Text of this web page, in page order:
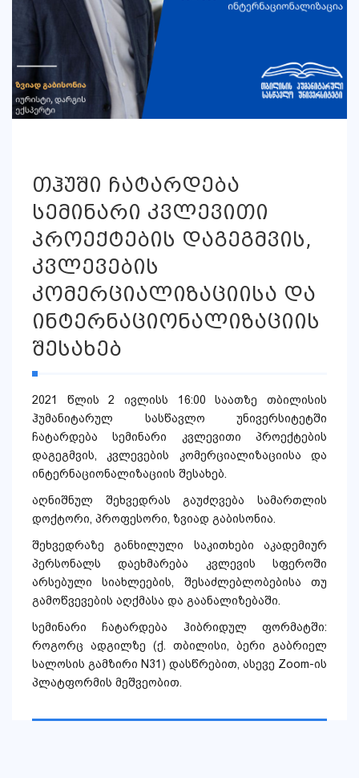
თჰუში ჩატარდება
სემინარი კვლევითი
პროექტების დაგეგმვის,
კვლევების
კომერციალიზაციისა და
ინტერნაციონალიზაციის
შესახებ
2021 წლის 2 ივლისს 16:00 საათზე თბილისის
ჰუმანიტარულ სასწავლო უნივერსიტეტში
ჩატარდება სემინარი კვლევითი პროექტების
დაგეგმვის, კვლევების კომერციალიზაციისა და
ინტერნაციონალიზაციის შესახებ.
აღნიშნულ შეხვედრას გაუძღვება სამართლის
დოქტორი, პროფესორი, ზვიად გაბისონია.
შეხვედრაზე განხილული საკითხები აკადემიურ
პერსონალს დაეხმარება კვლევის სფეროში
არსებული სიახლეების, შესაძლებლობებისა თუ
გამოწვევების აღქმასა და გაანალიზებაში.
სემინარი ჩატარდება ჰიბრიდულ ფორმატში:
როგორც ადგილზე (ქ. თბილისი, ბერი გაბრიელ
სალოსის გამზირი N31) დასწრებით, ასევე Zoom-ის
პლატფორმის მეშვეობით.